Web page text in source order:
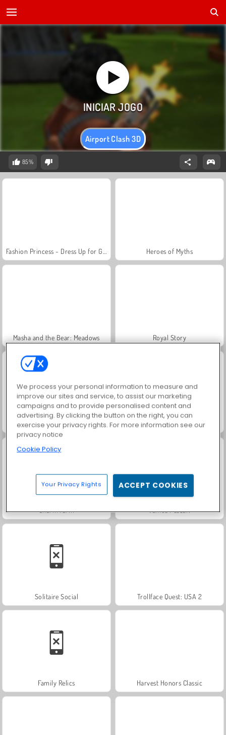
Airport Clash 3D
85%
Heroes of Myths
Masha and the Bear: Meadows Royal Story
Rummy World Scala 40
Charm Farm Vamos Pescar!
Solitaire Social Trollface Quest: USA 2
Family Relics Harvest Honors Classic
We process your personal information to measure and
improve our sites and service, to assist our marketing
campaigns and to provide personalised content and
advertising. By clicking the button on the right, you can
exercise your privacy rights. For more information see our
privacy notice
Cookie Policy
Your Privacy Rights ACCEPT COOKIES